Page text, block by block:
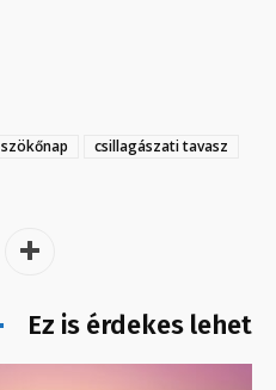
szökőnap csillagászati tavasz
Ez is érdekes lehet